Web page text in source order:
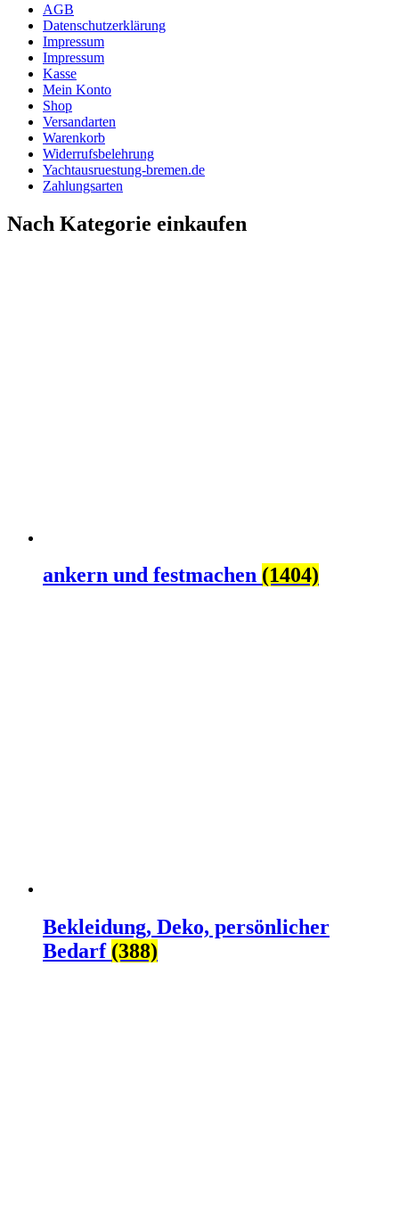
AGB
Datenschutzerklärung
Impressum
Impressum
Kasse
Mein Konto
Shop
Versandarten
Warenkorb
Widerrufsbelehrung
Yachtausruestung-bremen.de
Zahlungsarten
Nach Kategorie einkaufen
ankern und festmachen (1404)
Bekleidung, Deko, persönlicher
Bedarf (388)